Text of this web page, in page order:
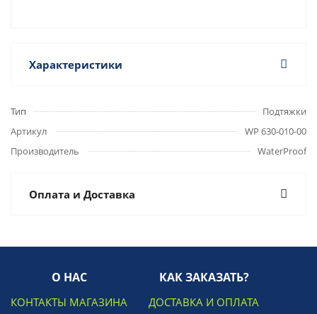
Характеристики
Тип
Подтяжки
Артикул
WP 630-010-00
Производитель
WaterProof
Оплата и Доставка
О НАС
КОНТАКТЫ МАГАЗИНА
КАК ЗАКАЗАТЬ?
ДОСТАВКА И ОПЛАТА